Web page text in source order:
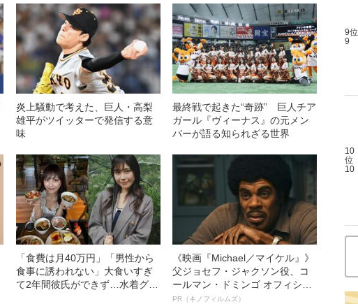
炎上騒動で考えた、巨人・高梨
雄平がツイッターで発信する意
味
最終戦で起きた“奇跡” 巨人チア
ガール『ヴィーナス』の元メン
バーが語る知られざる世界
「食費は月40万円」「男性から
食事に誘われない」大食いすぎ
て2年間彼氏ができず…水着グラ
《映画『Michael／マイケル』》
父ジョセフ・ジャクソン役、コ
ールマン・ドミンゴ オフィシャ
ルインタビュー“観客を魅了した
PR（キノフィルムズ）
9位
9
10
位
10